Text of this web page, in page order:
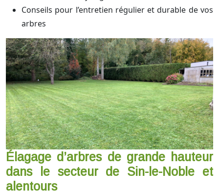
Conseils pour l’entretien régulier et durable de vos
arbres
Élagage d’arbres de grande hauteur
dans le secteur de Sin-le-Noble et
alentours